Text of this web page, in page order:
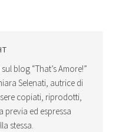
blog “That’s Amore!”
Selenati, autrice di
copiati, riprodotti,
previa ed espressa
stessa.